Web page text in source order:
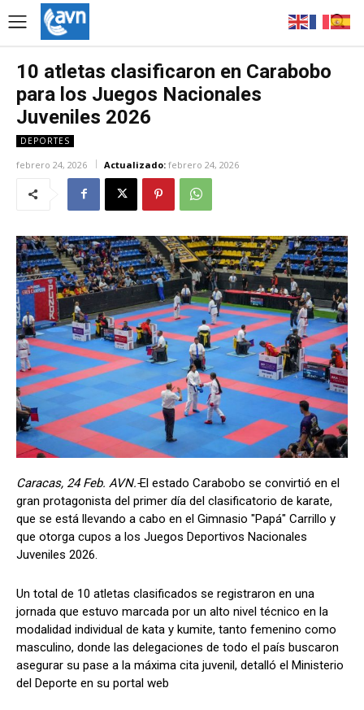
10 atletas clasificaron en Carabobo
para los Juegos Nacionales
Juveniles 2026
DEPORTES
febrero 24, 2026 Actualizado: febrero 24, 2026
Caracas, 24 Feb. AVN.-El estado Carabobo se convirtió en el
gran protagonista del primer día del clasificatorio de karate,
que se está llevando a cabo en el Gimnasio "Papá" Carrillo y
que otorga cupos a los Juegos Deportivos Nacionales
Juveniles 2026.
Un total de 10 atletas clasificados se registraron en una
jornada que estuvo marcada por un alto nivel técnico en la
modalidad individual de kata y kumite, tanto femenino como
masculino, donde las delegaciones de todo el país buscaron
asegurar su pase a la máxima cita juvenil, detalló el Ministerio
del Deporte en su portal web